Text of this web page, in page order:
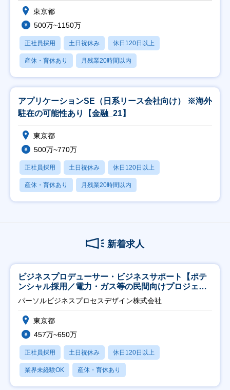
東京都
500万~1150万
正社員採用 土日祝休み 休日120日以上
産休・育休あり 月残業20時間以内
アプリケーションSE（日系リース会社向け） ※海外
駐在の可能性あり【金融_21】
東京都
500万~770万
正社員採用 土日祝休み 休日120日以上
産休・育休あり 月残業20時間以内
新着求人
ビジネスプロデューサー・ビジネスサポート【ポテ
ンシャル採用／電力・ガス等の民間向けプロジェク
ト推進】
パーソルビジネスプロセスデザイン株式会社
東京都
457万~650万
正社員採用 土日祝休み 休日120日以上
業界未経験OK 産休・育休あり